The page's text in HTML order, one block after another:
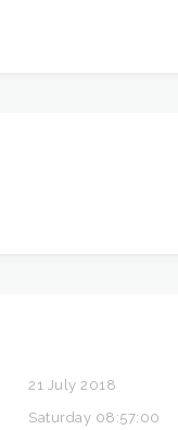
21 July 2018
Saturday 08:57:00